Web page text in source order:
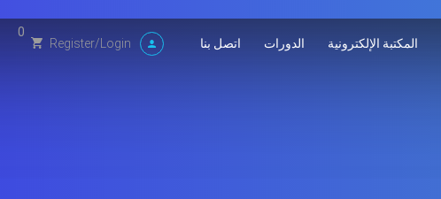
المكتبة الإلكترونية الدورات اتصل بنا Register/Login
0